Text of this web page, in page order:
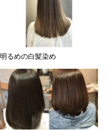
明るめの白髪染め